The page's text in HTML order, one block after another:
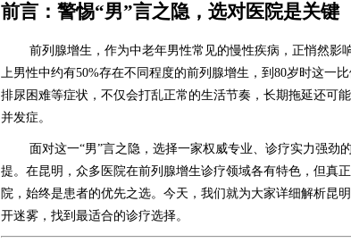
前言：警惕“男”言之隐，选对医院是关键
前列腺增生，作为中老年男性常见的慢性疾病，正悄然影
上男性中约有50%存在不同程度的前列腺增生，到80岁时这一
排尿困难等症状，不仅会打乱正常的生活节奏，长期拖延还可
并发症。
面对这一“男”言之隐，选择一家权威专业、诊疗实力强劲
提。在昆明，众多医院在前列腺增生诊疗领域各有特色，但真
院，始终是患者的优先之选。今天，我们就为大家详细解析昆
开迷雾，找到最适合的诊疗选择。